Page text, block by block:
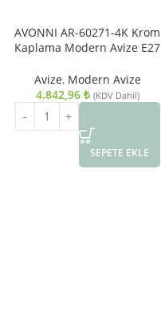
AVONNI AR-60271-4K Krom
Kaplama Modern Avize E27
Avize, Modern Avize
4.842,96 ₺ (KDV Dahil)
SEPETE EKLE